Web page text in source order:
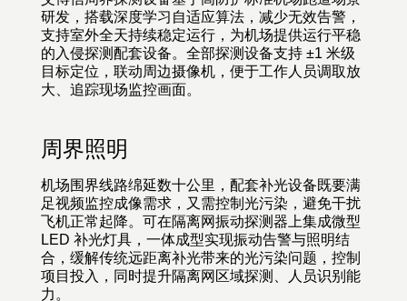
研发，搭载深度学习自适应算法，减少无效告警，
支持室外全天持续稳定运行，为机场提供运行平稳
的入侵探测配套设备。全部探测设备支持 ±1 米级
目标定位，联动周边摄像机，便于工作人员调取放
大、追踪现场监控画面。
周界照明
机场围界线路绵延数十公里，配套补光设备既要满
足视频监控成像需求，又需控制光污染，避免干扰
飞机正常起降。可在隔离网振动探测器上集成微型
LED 补光灯具，一体成型实现振动告警与照明结
合，缓解传统远距离补光带来的光污染问题，控制
项目投入，同时提升隔离网区域探测、人员识别能
力。